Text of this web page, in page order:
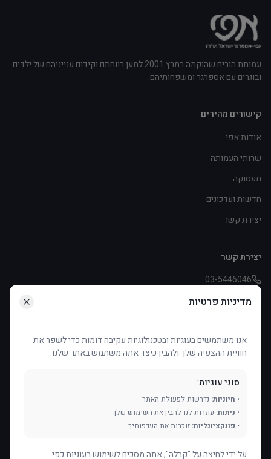
עמותת הורים שהוקמה במרץ 2001 למען רווחתם וקידום ענייניהם של ילדים
ובוגרים עם אספרגר ומשפחותיהם.
קישורים מהירים
אודות אפי
שרותי העמותה
תעסוקה
חדשות ועדכונים
יצירת קשר
יצירת קשר
03-5446046
pniot.effie@asperger.org.il
דיזינגוף 253, תל אביב
תמכו בנו
העמותה פועלת בעיקר בזכות תרומות ודמי חבר. כל תרומה עוזרת לנו
תרמו עכשיו
מדיניות פרטיות
אנו משתמשים בעוגיות ובטכנולוגיות עקיבה דומות כדי לשפר את
חוויית ההצפיה שלך ולהבין כיצד אתה משתמש באתר שלנו.
סוגי עוגיות:
• חיוניות: נדרשות לפעולת האתר
• ניתוח: עוזרות לנו להבין את השימוש שלך
• פונקציונליות: זוכרות את העדפותיך
על ידי לחיצה על "קבלה", אתה מסכים לשימוש בעוגיות כפי